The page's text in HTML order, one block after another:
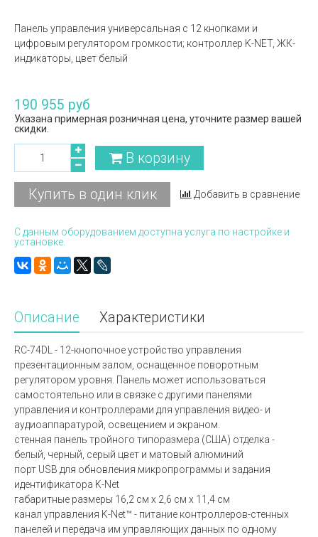
Панель управления универсальная с 12 кнопками и
цифровым регулятором громкости; контроллер K-NET, ЖК-
индикаторы, цвет белый
190 955 руб
Указана примерная розничная цена, уточните размер вашей
скидки.
В корзину
Купить в один клик Добавить в сравнение
С данным оборудованием доступна услуга по настройке и
установке.
Описание Характеристики
RC-74DL - 12-кнопочное устройство управления
презентационным залом, оснащенное поворотным
регулятором уровня. Панель может использоваться
самостоятельно или в связке с другими панелями
управления и контроллерами для управления видео- и
аудиоаппаратурой, освещением и экраном.
стенная панель тройного типоразмера (США) отделка -
белый, черный, серый цвет и матовый алюминий
порт USB для обновления микропрограммы и задания
идентификатора K-Net
габаритные размеры 16,2 см x 2,6 см x 11,4 см
канал управления K-Net™ - питание контроллеров-стенных
панелей и передача им управляющих данных по одному